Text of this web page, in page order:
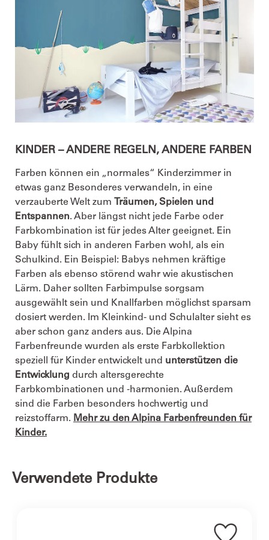
KINDER – ANDERE REGELN, ANDERE FARBEN
Farben können ein „normales“ Kinderzimmer in
etwas ganz Besonderes verwandeln, in eine
verzauberte Welt zum
Träumen, Spielen und
Entspannen. Aber längst nicht jede Farbe oder
Farbkombination ist für jedes Alter geeignet. Ein
Baby fühlt sich in anderen Farben wohl, als ein
Schulkind. Ein Beispiel: Babys nehmen kräftige
Farben als ebenso störend wahr wie akustischen
Lärm. Daher sollten Farbimpulse sorgsam
ausgewählt sein und Knallfarben möglichst sparsam
dosiert werden. Im Kleinkind- und Schulalter sieht es
aber schon ganz anders aus. Die Alpina
Farbenfreunde wurden als erste Farbkollektion
speziell für Kinder entwickelt und unterstützen die
Entwicklung durch altersgerechte
Farbkombinationen und -harmonien. Außerdem
sind die Farben besonders hochwertig und
reizstoffarm. Mehr zu den Alpina Farbenfreunden für
Kinder.
Verwendete Produkte